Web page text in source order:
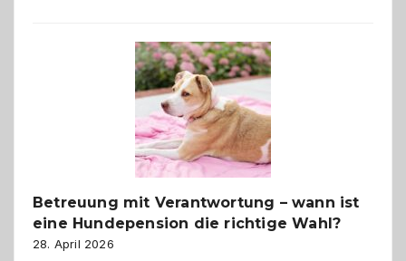
Betreuung mit Verantwortung – wann ist
eine Hundepension die richtige Wahl?
28. April 2026